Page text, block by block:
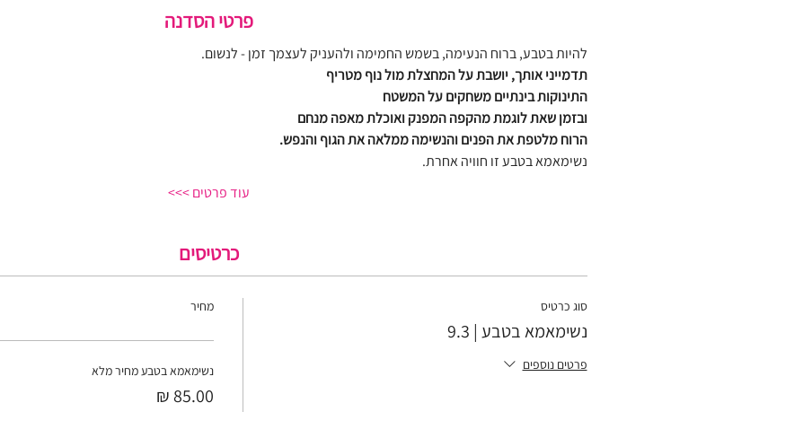
פרטי הסדנה
להיות בטבע, ברוח הנעימה, בשמש החמימה ולהעניק לעצמך זמן - לנשום.
תדמייני אותך, יושבת על המחצלת מול נוף מטריף
התינוקות בינתיים משחקים על המשטח
ובזמן שאת לוגמת מהקפה המפנק ואוכלת מאפה מנחם
הרוח מלטפת את הפנים והנשימה ממלאה את הגוף והנפש.
נשימאמא בטבע זו חוויה אחרת.
עוד פרטים >>>
כרטיסים
סוג כרטיס
נשימאמא בטבע | 9.3
פרטים נוספים
מחיר
נשימאמא בטבע מחיר מלא